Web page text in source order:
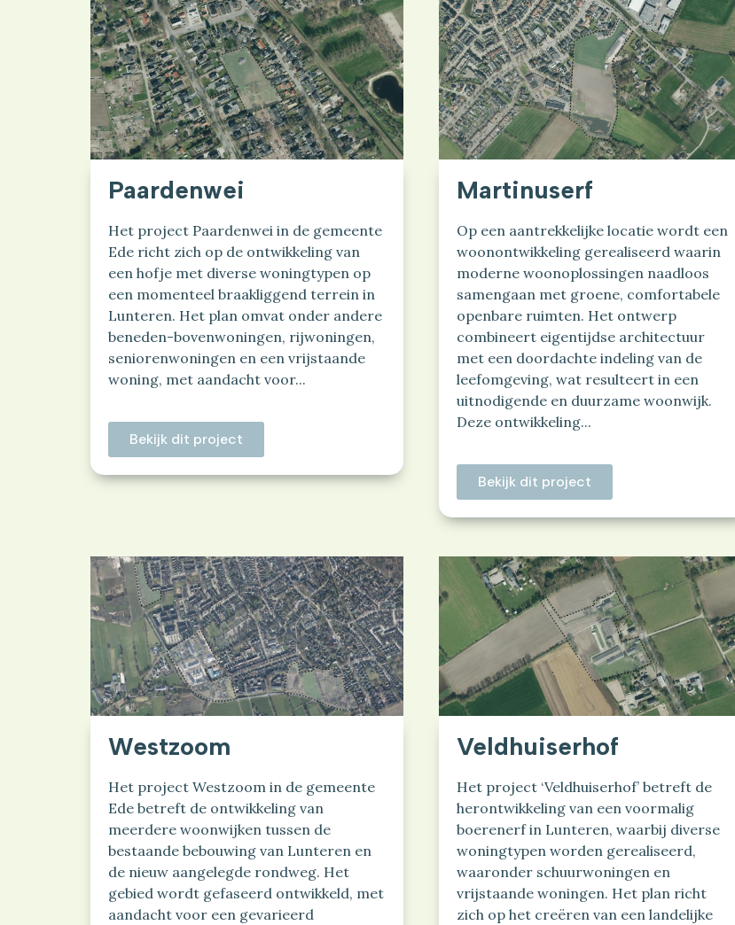
Paardenwei
Het project Paardenwei in de gemeente
Ede richt zich op de ontwikkeling van
een hofje met diverse woningtypen op
een momenteel braakliggend terrein in
Lunteren. Het plan omvat onder andere
beneden-bovenwoningen, rijwoningen,
seniorenwoningen en een vrijstaande
woning, met aandacht voor...
Bekijk dit project
Martinuserf
Op een aantrekkelijke locatie wordt een
woonontwikkeling gerealiseerd waarin
moderne woonoplossingen naadloos
samengaan met groene, comfortabele
openbare ruimten. Het ontwerp
combineert eigentijdse architectuur
met een doordachte indeling van de
leefomgeving, wat resulteert in een
uitnodigende en duurzame woonwijk.
Deze ontwikkeling...
Bekijk dit project
Westzoom
Het project Westzoom in de gemeente
Ede betreft de ontwikkeling van
meerdere woonwijken tussen de
bestaande bebouwing van Lunteren en
de nieuw aangelegde rondweg. Het
gebied wordt gefaseerd ontwikkeld, met
aandacht voor een gevarieerd
Veldhuiserhof
Het project ‘Veldhuiserhof’ betreft de
herontwikkeling van een voormalig
boerenerf in Lunteren, waarbij diverse
woningtypen worden gerealiseerd,
waaronder schuurwoningen en
vrijstaande woningen. Het plan richt
zich op het creëren van een landelijke